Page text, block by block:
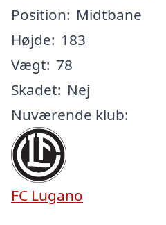
Position: Midtbane
Højde: 183
Vægt: 78
Skadet: Nej
Nuværende klub:
FC Lugano